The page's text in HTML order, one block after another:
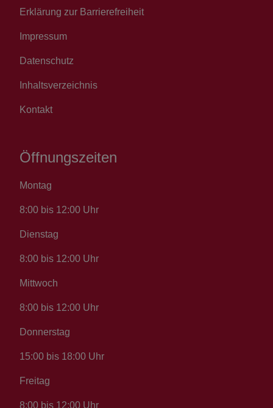
Erklärung zur Barrierefreiheit
Impressum
Datenschutz
Inhaltsverzeichnis
Kontakt
Öffnungszeiten
Montag
8:00 bis 12:00 Uhr
Dienstag
8:00 bis 12:00 Uhr
Mittwoch
8:00 bis 12:00 Uhr
Donnerstag
15:00 bis 18:00 Uhr
Freitag
8:00 bis 12:00 Uhr